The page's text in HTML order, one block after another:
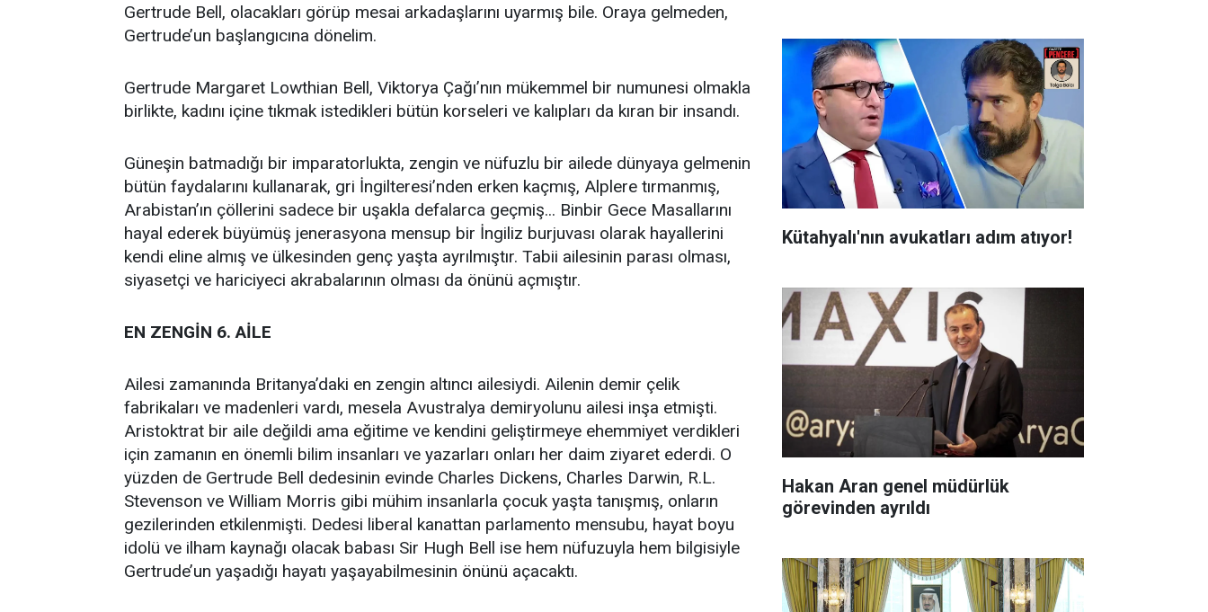
Gertrude Bell, olacakları görüp mesai arkadaşlarını uyarmış bile. Oraya gelmeden,
Gertrude’un başlangıcına dönelim.
Gertrude Margaret Lowthian Bell, Viktorya Çağı’nın mükemmel bir numunesi olmakla
birlikte, kadını içine tıkmak istedikleri bütün korseleri ve kalıpları da kıran bir insandı.
Güneşin batmadığı bir imparatorlukta, zengin ve nüfuzlu bir ailede dünyaya gelmenin
bütün faydalarını kullanarak, gri İngilteresi’nden erken kaçmış, Alplere tırmanmış,
Arabistan’ın çöllerini sadece bir uşakla defalarca geçmiş... Binbir Gece Masallarını
hayal ederek büyümüş jenerasyona mensup bir İngiliz burjuvası olarak hayallerini
kendi eline almış ve ülkesinden genç yaşta ayrılmıştır. Tabii ailesinin parası olması,
siyasetçi ve hariciyeci akrabalarının olması da önünü açmıştır.
EN ZENGİN 6. AİLE
Ailesi zamanında Britanya’daki en zengin altıncı ailesiydi. Ailenin demir çelik
fabrikaları ve madenleri vardı, mesela Avustralya demiryolunu ailesi inşa etmişti.
Aristoktrat bir aile değildi ama eğitime ve kendini geliştirmeye ehemmiyet verdikleri
için zamanın en önemli bilim insanları ve yazarları onları her daim ziyaret ederdi. O
yüzden de Gertrude Bell dedesinin evinde Charles Dickens, Charles Darwin, R.L.
Stevenson ve William Morris gibi mühim insanlarla çocuk yaşta tanışmış, onların
gezilerinden etkilenmişti. Dedesi liberal kanattan parlamento mensubu, hayat boyu
idolü ve ilham kaynağı olacak babası Sir Hugh Bell ise hem nüfuzuyla hem bilgisiyle
Gertrude’un yaşadığı hayatı yaşayabilmesinin önünü açacaktı.
Kütahyalı'nın avukatları adım atıyor!
Hakan Aran genel müdürlük
görevinden ayrıldı